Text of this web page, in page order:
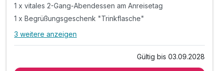
1 x vitales 2-Gang-Abendessen am Anreisetag
1 x Begrüßungsgeschenk "Trinkflasche"
Alle Inklusivleistungen
3 weitere anzeigen
Gültig bis 03.09.2028